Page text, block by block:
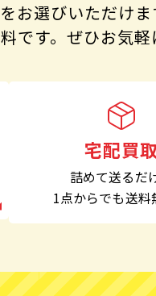
お選びいただけま
です。 ぜひお気軽
宅配買取
詰めて送るだ
1点からでも送料